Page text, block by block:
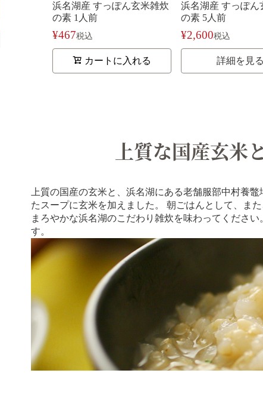
浜名湖産 すっぽん玄米雑炊
の素 1人前
¥467税込
カートに入れる
浜名湖産 すっぽん
の素 5人前
¥2,600税込
詳細を見る
上質な国産玄米
上質の国産の玄米と、浜名湖にある老舗服部中村養
たスープに玄米を加えました。 朝ごはんとして、ま
まろやかな浜名湖のこだわり雑炊を味わってくださ
す。